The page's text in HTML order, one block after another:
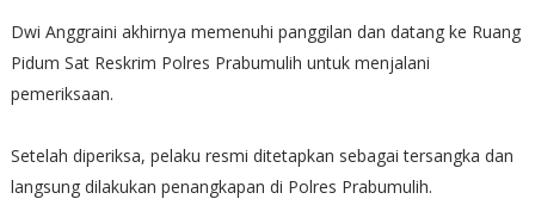
Dwi Anggraini akhirnya memenuhi panggilan dan datang ke Ruang
Pidum Sat Reskrim Polres Prabumulih untuk menjalani
pemeriksaan.
Setelah diperiksa, pelaku resmi ditetapkan sebagai tersangka dan
langsung dilakukan penangkapan di Polres Prabumulih.